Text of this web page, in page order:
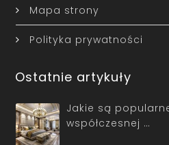
Mapa strony
Polityka prywatności
Ostatnie artykuły
Jakie są
współczesnej …